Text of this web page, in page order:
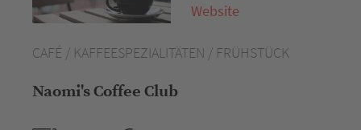
CAFÉ / KAFFEESPEZIALITÄTEN / FRÜHSTÜCK
Naomi's Coffee Club
Website